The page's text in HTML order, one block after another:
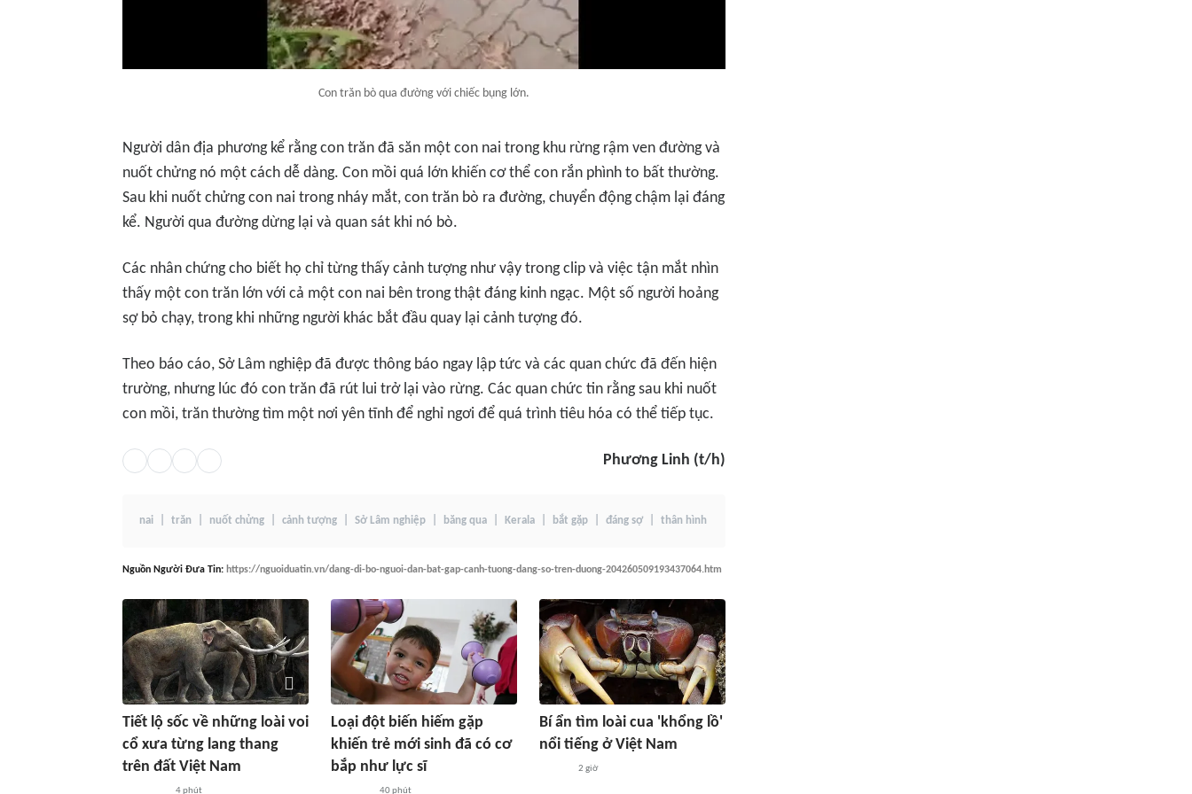
Con trăn bò qua đường với chiếc bụng lớn.
Người dân địa phương kể rằng con trăn đã săn một con nai trong khu rừng rậm ven đường và
nuốt chửng nó một cách dễ dàng. Con mồi quá lớn khiến cơ thể con rắn phình to bất thường.
Sau khi nuốt chửng con nai trong nháy mắt, con trăn bò ra đường, chuyển động chậm lại đáng
kể. Người qua đường dừng lại và quan sát khi nó bò.
Các nhân chứng cho biết họ chỉ từng thấy cảnh tượng như vậy trong clip và việc tận mắt nhìn
thấy một con trăn lớn với cả một con nai bên trong thật đáng kinh ngạc. Một số người hoảng
sợ bỏ chạy, trong khi những người khác bắt đầu quay lại cảnh tượng đó.
Theo báo cáo, Sở Lâm nghiệp đã được thông báo ngay lập tức và các quan chức đã đến hiện
trường, nhưng lúc đó con trăn đã rút lui trở lại vào rừng. Các quan chức tin rằng sau khi nuốt
con mồi, trăn thường tìm một nơi yên tĩnh để nghỉ ngơi để quá trình tiêu hóa có thể tiếp tục.
Phương Linh (t/h)
nai trăn nuốt chửng cảnh tượng Sở Lâm nghiệp băng qua Kerala bắt gặp đáng sợ thân hình
Nguồn Người Đưa Tin: https://nguoiduatin.vn/dang-di-bo-nguoi-dan-bat-gap-canh-tuong-dang-so-tren-duong-204260509193437064.htm
Tiết lộ sốc về những loài voi
cổ xưa từng lang thang
trên đất Việt Nam
4 phút
Loại đột biến hiếm gặp
khiến trẻ mới sinh đã có cơ
bắp như lực sĩ
40 phút
Bí ẩn tìm loài cua 'khổng lồ'
nổi tiếng ở Việt Nam
2 giờ